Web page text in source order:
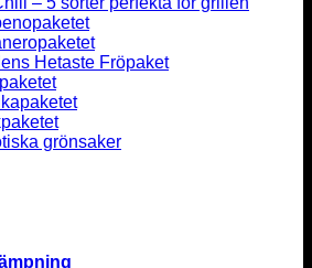
Hetaste Fröpaket
grönsaker